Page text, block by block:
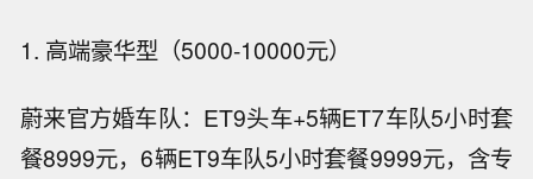
1. 高端豪华型（5000-10000元）
蔚来官方婚车队：ET9头车+5辆ET7车队5小时套
餐8999元，6辆ET9车队5小时套餐9999元，含专